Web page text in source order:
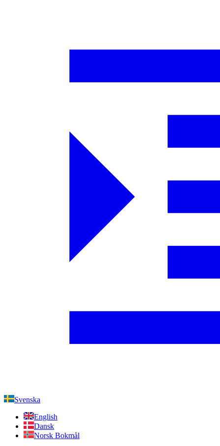
Svenska
English
Dansk
Norsk Bokmål